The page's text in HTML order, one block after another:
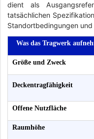
dient als
tatsächlichen
Standortbedingungen
Was das Tragwerk
Größe und Zweck
Deckentragfähigkeit
Offene Nutzfläche
Raumhöhe